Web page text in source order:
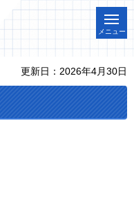
メニュー
更新日：2026年4月30日